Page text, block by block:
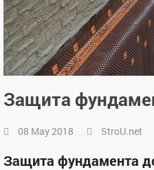
Защита
08 May 2018 StroU.net
Защита фундамента